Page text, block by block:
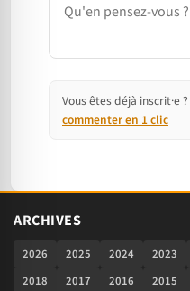
Vous êtes déjà inscrit·e ?
commenter en 1 clic
ARCHIVES
2026 2025 2024 2023
2018
2017 2016 2015